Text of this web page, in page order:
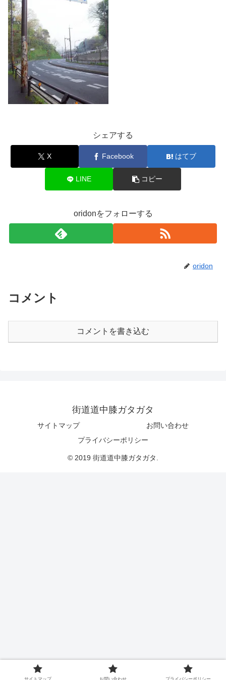
シェアする
X Facebook はてブ
LINE コピー
oridonをフォローする
oridon
コメント
コメントを書き込む
街道道中膝ガタガタ
サイトマップ
お問い合わせ
プライバシーポリシー
© 2019 街道道中膝ガタガタ.
サイトマップ お問い合わせ プライバシーポリシー